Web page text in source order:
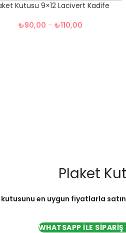
Kutusu 9×12 Lacivert Kadife
₺90,00 – ₺110,00
Plaket
en uygun fiyatlarla
WHATSAPP İLE SİPARİŞ